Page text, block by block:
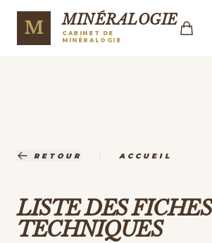
M MINÉRALOGIE
CABINET DE
MINÉRALOGIE
RETOUR ACCUEIL
LISTE DES FICHES
TECHNIQUES